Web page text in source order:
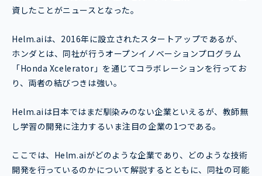
資したことがニュースとなった。
Helm.aiは、2016年に設立されたスタートアップであるが、
ホンダとは、同社が行うオープンイノベーションプログラム
「Honda Xcelerator」を通じてコラボレーションを行ってお
り、両者の結びつきは強い。
Helm.aiは日本ではまだ馴染みのない企業といえるが、教師無
し学習の開発に注力するいま注目の企業の1つである。
ここでは、Helm.aiがどのような企業であり、どのような技術
開発を行っているのかについて解説するとともに、同社の可能